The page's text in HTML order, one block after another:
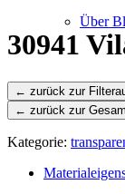
Über
30941
← zurück zur
Kategorie: